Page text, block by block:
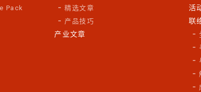
Pack
精选文章
产品技巧
产业文章
活
联